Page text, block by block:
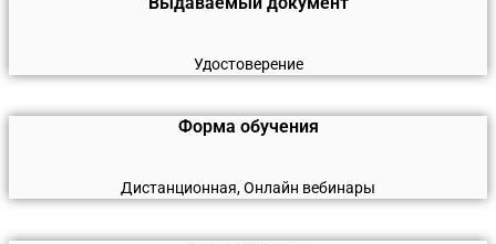
Удостоверение
Форма обучения
Дистанционная, Онлайн вебинары